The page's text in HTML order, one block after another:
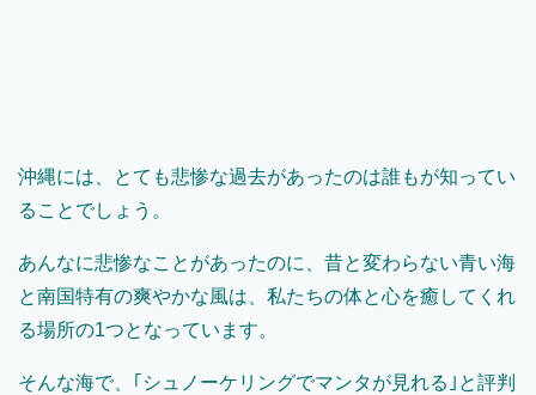
沖縄には、とても悲惨な過去があったのは誰もが知ってい
ることでしょう。
あんなに悲惨なことがあったのに、昔と変わらない青い海
と南国特有の爽やかな風は、私たちの体と心を癒してくれ
る場所の1つとなっています。
そんな海で、｢シュノーケリングでマンタが見れる｣と評判